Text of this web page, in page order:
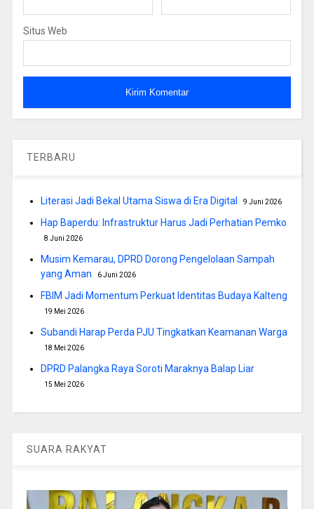
Situs Web
TERBARU
Literasi Jadi Bekal Utama Siswa di Era Digital 9 Juni 2026
Hap Baperdu: Infrastruktur Harus Jadi Perhatian Pemko
8 Juni 2026
Musim Kemarau, DPRD Dorong Pengelolaan Sampah
yang Aman
6 Juni 2026
FBIM Jadi Momentum Perkuat Identitas Budaya Kalteng
19 Mei 2026
Subandi Harap Perda PJU Tingkatkan Keamanan Warga
18 Mei 2026
DPRD Palangka Raya Soroti Maraknya Balap Liar
15 Mei 2026
SUARA RAKYAT